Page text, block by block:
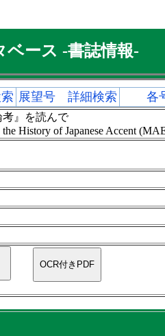
ベース -書誌情報-
展望号 詳細検索 各
』を読んで
History of Japanese Accent